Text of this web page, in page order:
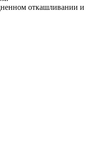
откашливании и